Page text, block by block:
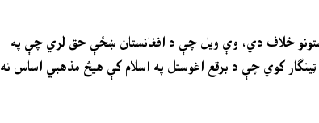
ټینګار کوي چې د برقع اغوستل په اسلام کې هیڅ مذهبي اساس نه